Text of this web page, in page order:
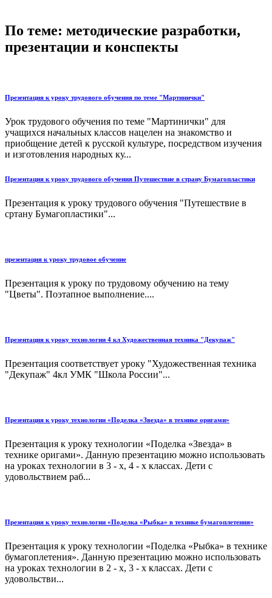
По теме: методические разработки,
презентации и конспекты
Презентация к уроку трудового обучения по теме "Мартинички"
Урок трудового обучения по теме "Мартинички" для
учащихся начальных классов нацелен на знакомство и
приобщение детей к русской культуре, посредством изучения
и изготовления народных ку...
Презентация к уроку трудового обучения Путешествие в страну Бумагопластики
Презентация к уроку трудового обучения "Путешествие в
сртану Бумагопластики"...
презентация к уроку трудовое обучение
Презентация к уроку по трудовому обучению на тему
"Цветы". Поэтапное выполнение....
Презентация к уроку технологии 4 кл Художественная техника "Декупаж"
Презентация соответствует уроку "Художественная техника
"Декупаж" 4кл УМК "Школа России"...
Презентация к уроку технологии «Поделка «Звезда» в технике оригами»
Презентация к уроку технологии «Поделка «Звезда» в
технике оригами». Данную презентацию можно использовать
на уроках технологии в 3 - х, 4 - х классах. Дети с
удовольствием раб...
Презентация к уроку технологии «Поделка «Рыбка» в технике бумагоплетения»
Презентация к уроку технологии «Поделка «Рыбка» в технике
бумагоплетения». Данную презентацию можно использовать
на уроках технологии в 2 - х, 3 - х классах. Дети с
удовольстви...